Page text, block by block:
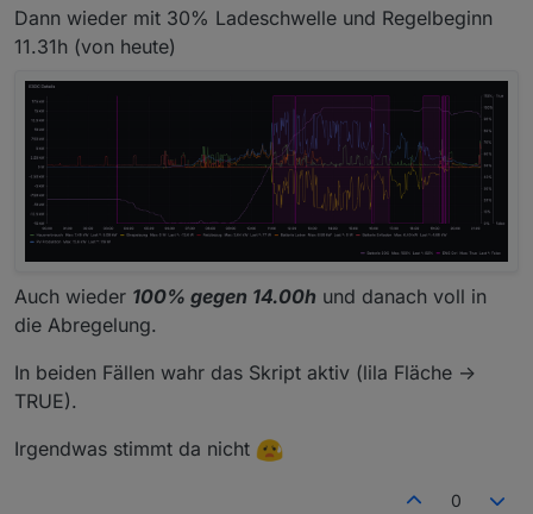
Dann wieder mit 30% Ladeschwelle und Regelbeginn
11.31h (von heute)
Auch wieder 100% gegen 14.00h und danach voll in
die Abregelung.
In beiden Fällen wahr das Skript aktiv (lila Fläche ->
TRUE).
Irgendwas stimmt da nicht
0